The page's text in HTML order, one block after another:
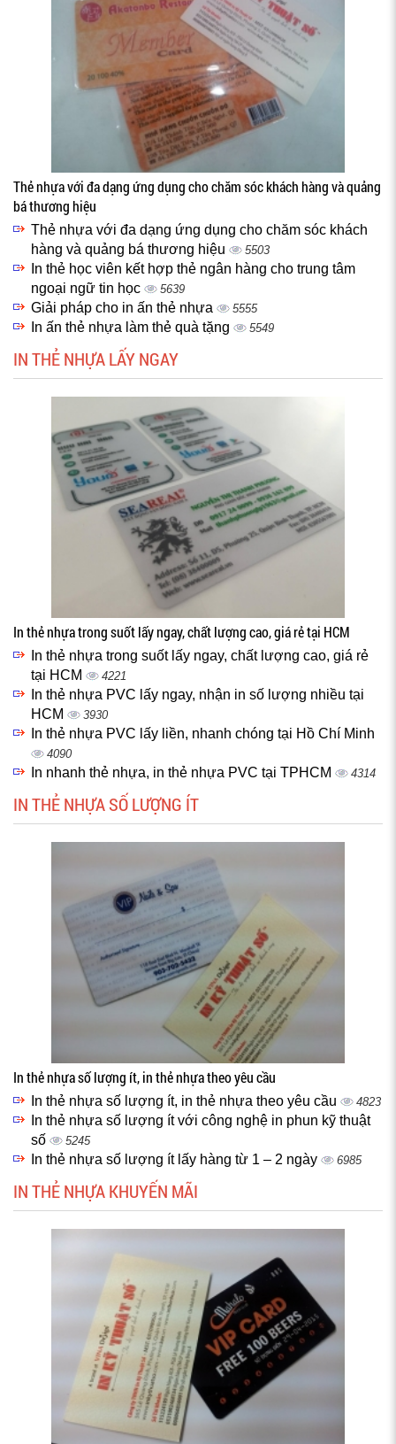
Thẻ nhựa với đa dạng ứng dụng cho chăm sóc khách hàng và quảng
bá thương hiệu
Thẻ nhựa với đa dạng ứng dụng cho chăm sóc khách
hàng và quảng bá thương hiệu
5503
In thẻ học viên kết hợp thẻ ngân hàng cho trung tâm
ngoại ngữ tin học
5639
Giải pháp cho in ấn thẻ nhựa 5555
In ấn thẻ nhựa làm thẻ quà tặng 5549
IN THẺ NHỰA LẤY NGAY
In thẻ nhựa trong suốt lấy ngay, chất lượng cao, giá rẻ tại HCM
In thẻ nhựa trong suốt lấy ngay, chất lượng cao, giá rẻ
tại HCM
4221
In thẻ nhựa PVC lấy ngay, nhận in số lượng nhiều tại
HCM
3930
In thẻ nhựa PVC lấy liền, nhanh chóng tại Hồ Chí Minh
4090
In nhanh thẻ nhựa, in thẻ nhựa PVC tại TPHCM 4314
IN THẺ NHỰA SỐ LƯỢNG ÍT
In thẻ nhựa số lượng ít, in thẻ nhựa theo yêu cầu
In thẻ nhựa số lượng ít, in thẻ nhựa theo yêu cầu 4823
In thẻ nhựa số lượng ít với công nghệ in phun kỹ thuật
số
5245
In thẻ nhựa số lượng ít lấy hàng từ 1 – 2 ngày 6985
IN THẺ NHỰA KHUYẾN MÃI